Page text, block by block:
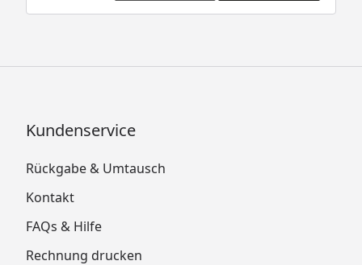
Kundenservice
Rückgabe & Umtausch
Kontakt
FAQs & Hilfe
Rechnung drucken